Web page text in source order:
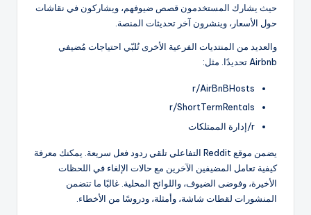
حيث يشارك المستخدمون قصص ضيوفهم، ويشاركون في نقاشات
حول الأسعار، وينشرون آخر تحديثات المنصة.
والعديد من المنتديات الفرعية الأخرى تُلبّي احتياجات مُضيفي
Airbnb تحديدًا. مثل:
r/AirBnBHosts
r/ShortTermRentals
r/إدارة الممتلكات
يضمن موقع Reddit التفاعلي تلقي ردود فعل سريعة. يمكنك معرفة
كيفية تعامل المضيفين الآخرين مع حالات الإلغاء في اللحظات
الأخيرة، وفوضى الضيوف، واللوائح المحلية. غالبًا ما تتضمن
المنشورات لقطات شاشة، وأمثلة، ودروسًا من الأخطاء.